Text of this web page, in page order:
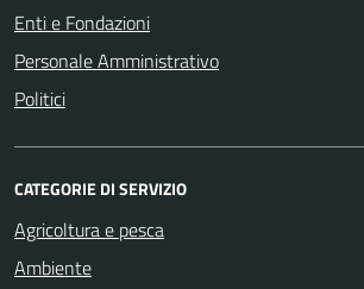
Enti e Fondazioni
Personale Amministrativo
Politici
CATEGORIE DI SERVIZIO
Agricoltura e pesca
Ambiente